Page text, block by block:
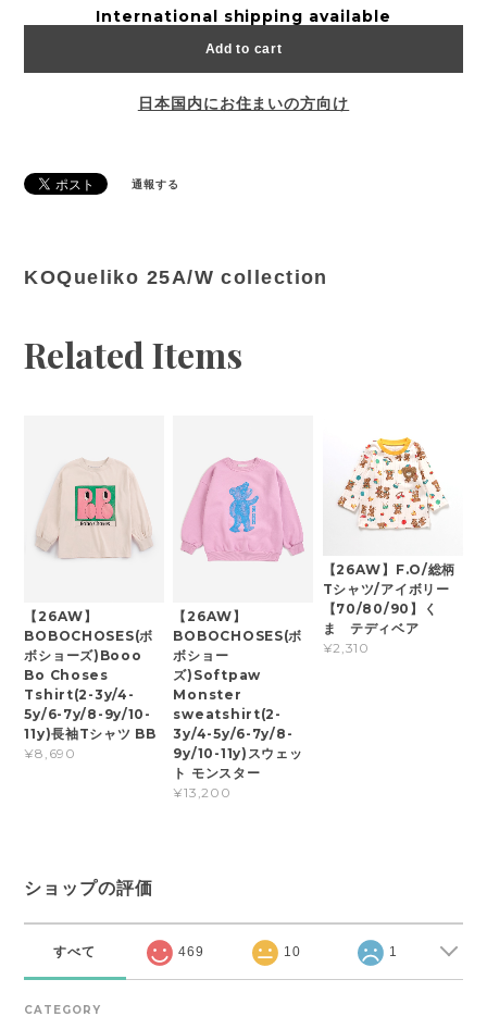
International shipping available
Add to cart
日本国内にお住まいの方向け
通報する
KOQueliko 25A/W collection
Related Items
【26AW】
BOBOCHOSES(ボ
ボショーズ)Booo
Bo Choses
Tshirt(2-3y/4-
5y/6-7y/8-9y/10-
11y)長袖Tシャツ BB
¥8,690
【26AW】
BOBOCHOSES(ボ
ボショー
ズ)Softpaw
Monster
sweatshirt(2-
3y/4-5y/6-7y/8-
9y/10-11y)スウェッ
ト モンスター
¥13,200
【26AW】F.O/総柄
Tシャツ/アイボリー
【70/80/90】く
ま テディベア
¥2,310
ショップの評価
すべて 469 10 1
CATEGORY